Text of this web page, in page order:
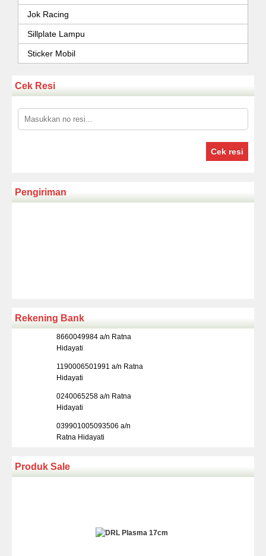
Jok Racing
Sillplate Lampu
Sticker Mobil
Cek Resi
Cek resi
Pengiriman
Rekening Bank
8660049984 a/n Ratna
Hidayati
1190006501991 a/n Ratna
Hidayati
0240065258 a/n Ratna
Hidayati
039901005093506 a/n
Ratna Hidayati
Produk Sale